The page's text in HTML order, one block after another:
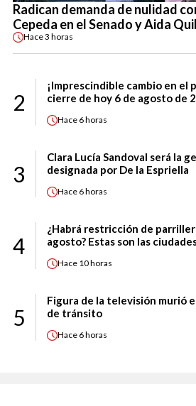
Radican demanda de nulidad
Cepeda en el Senado y Aida
Hace3 horas
2
¡Imprescindible cambio en el
cierre de hoy 6 de agosto de
Hace 6 horas
3
Clara Lucía Sandoval será la
designada por De la Espriella
Hace 6 horas
4
¿Habrá restricción de
agosto? Estas son las
Hace 10 horas
5
Figura de la televisión murió
de tránsito
Hace 6 horas